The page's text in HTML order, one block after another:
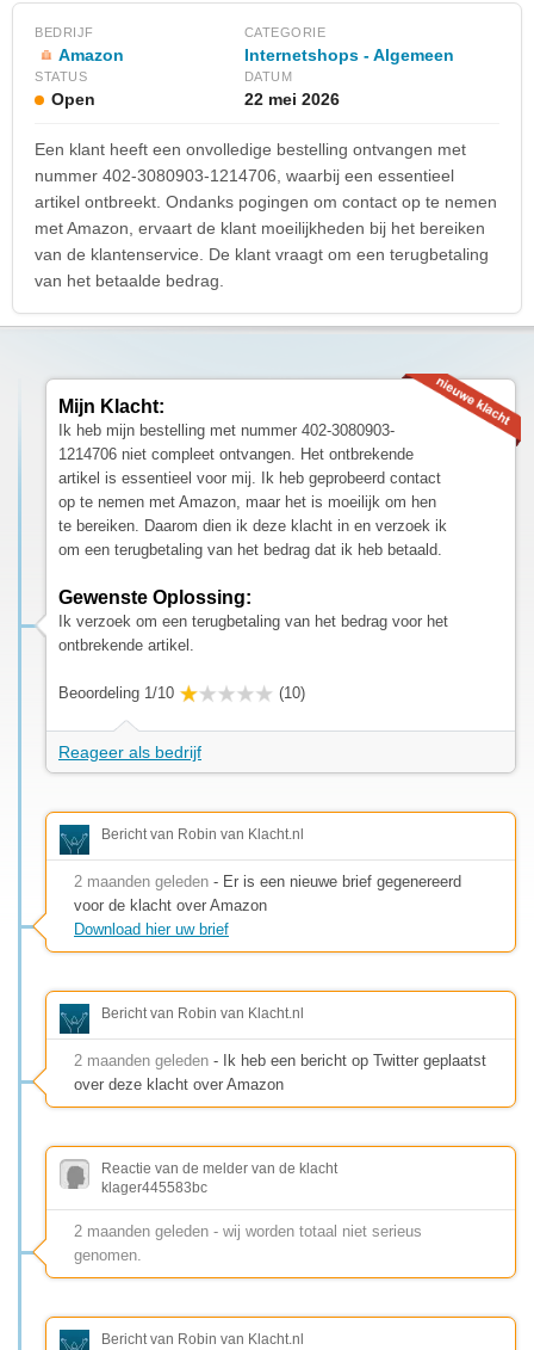
BEDRIJF
Amazon
CATEGORIE
Internetshops - Algemeen
STATUS
Open
DATUM
22 mei 2026
Een klant heeft een onvolledige bestelling ontvangen met
nummer 402-3080903-1214706, waarbij een essentieel
artikel ontbreekt. Ondanks pogingen om contact op te nemen
met Amazon, ervaart de klant moeilijkheden bij het bereiken
van de klantenservice. De klant vraagt om een terugbetaling
van het betaalde bedrag.
Mijn Klacht:
Ik heb mijn bestelling met nummer 402-3080903-
1214706 niet compleet ontvangen. Het ontbrekende
artikel is essentieel voor mij. Ik heb geprobeerd contact
op te nemen met Amazon, maar het is moeilijk om hen
te bereiken. Daarom dien ik deze klacht in en verzoek ik
om een terugbetaling van het bedrag dat ik heb betaald.
Gewenste Oplossing:
Ik verzoek om een terugbetaling van het bedrag voor het
ontbrekende artikel.
Beoordeling 1/10 (10)
Reageer als bedrijf
Bericht van Robin van Klacht.nl
2 maanden geleden - Er is een nieuwe brief gegenereerd
voor de klacht over Amazon
Download hier uw brief
Bericht van Robin van Klacht.nl
2 maanden geleden - Ik heb een bericht op Twitter geplaatst
over deze klacht over Amazon
Reactie van de melder van de klacht
klager445583bc
2 maanden geleden - wij worden totaal niet serieus
genomen.
Bericht van Robin van Klacht.nl